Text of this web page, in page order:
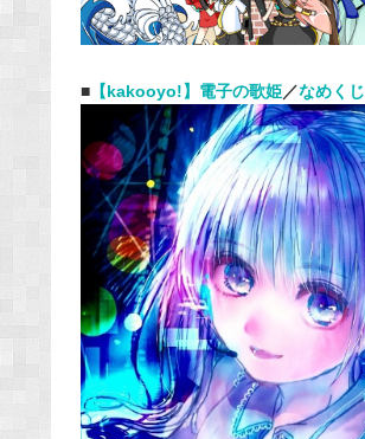
■【kakooyo!】電子の歌姫／なめくじ